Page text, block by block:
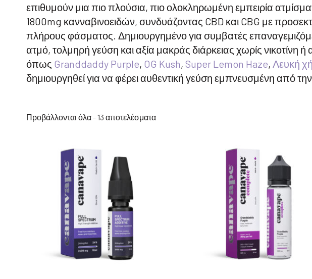
επιθυμούν μια πιο πλούσια, πιο ολοκληρωμένη εμπειρία
1800mg κανναβινοειδών, συνδυάζοντας CBD και CBG με
πλήρους φάσματος. Δημιουργημένο για συμβατές
ατμό, τολμηρή γεύση και αξία μακράς διάρκειας χωρίς
όπως Granddaddy Purple, OG Kush, Super Lemon Haze, Λευκή
δημιουργηθεί για να φέρει αυθεντική γεύση εμπνευσμένη από
Προβάλλονται όλα - 13 αποτελέσματαΤαξινόμηση